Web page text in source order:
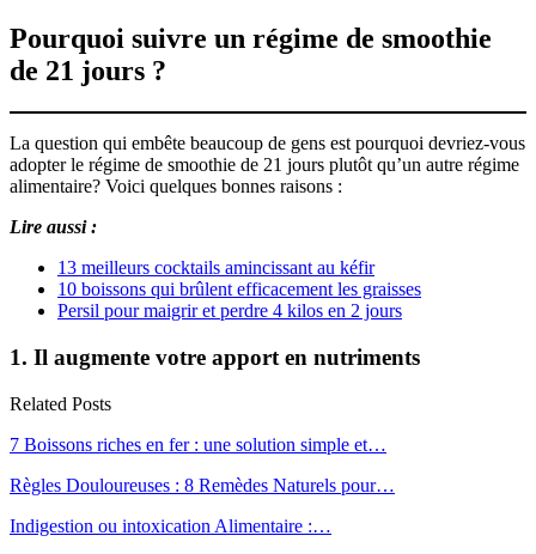
Pourquoi suivre un régime de smoothie
de 21 jours ?
La question qui embête beaucoup de gens est pourquoi devriez-vous
adopter le régime de smoothie de 21 jours plutôt qu’un autre régime
alimentaire? Voici quelques bonnes raisons :
Lire aussi :
13 meilleurs cocktails amincissant au kéfir
10 boissons qui brûlent efficacement les graisses
Persil pour maigrir et perdre 4 kilos en 2 jours
1. Il augmente votre apport en nutriments
Related Posts
7 Boissons riches en fer : une solution simple et…
Règles Douloureuses : 8 Remèdes Naturels pour…
Indigestion ou intoxication Alimentaire :…